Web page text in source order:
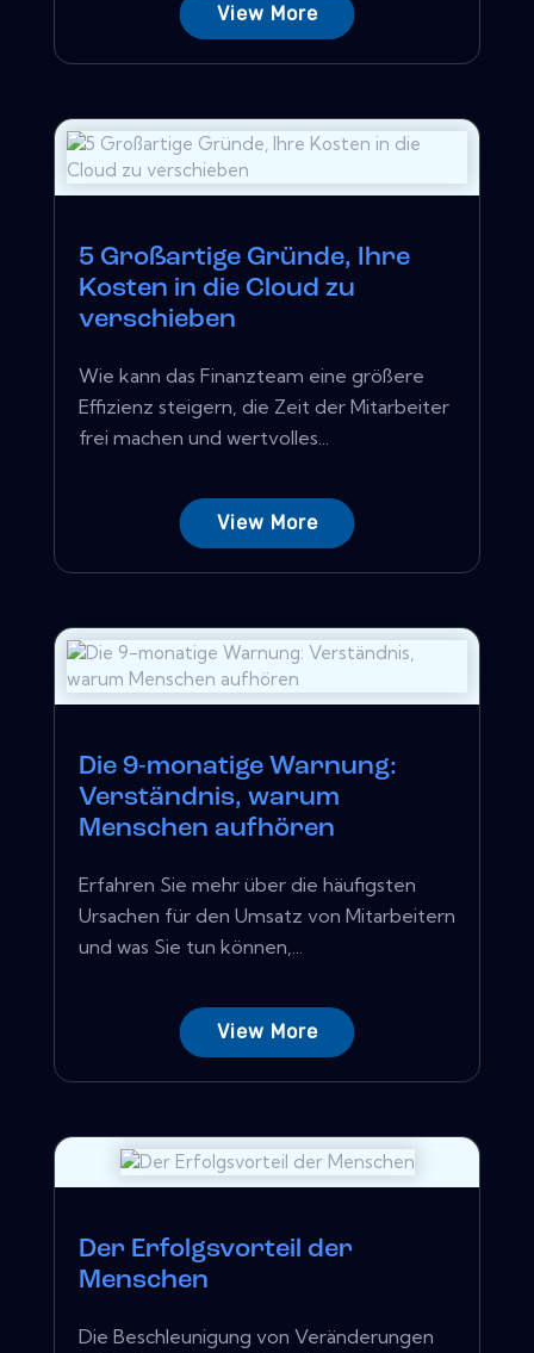
View More
5 Großartige Gründe, Ihre
Kosten in die Cloud zu
verschieben
Wie kann das Finanzteam eine größere
Effizienz steigern, die Zeit der Mitarbeiter
frei machen und wertvolles...
View More
Die 9-monatige Warnung:
Verständnis, warum
Menschen aufhören
Erfahren Sie mehr über die häufigsten
Ursachen für den Umsatz von Mitarbeitern
und was Sie tun können,...
View More
Der Erfolgsvorteil der
Menschen
Die Beschleunigung von Veränderungen